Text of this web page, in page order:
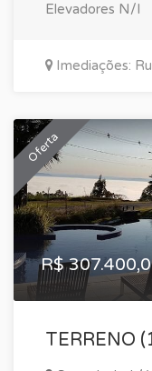
Elevadores N/I
Imediações:
Oferta
R$
TERRENO